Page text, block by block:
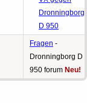
Dronningborg
D 950
Fragen -
Dronningborg D
950 forum Neu!